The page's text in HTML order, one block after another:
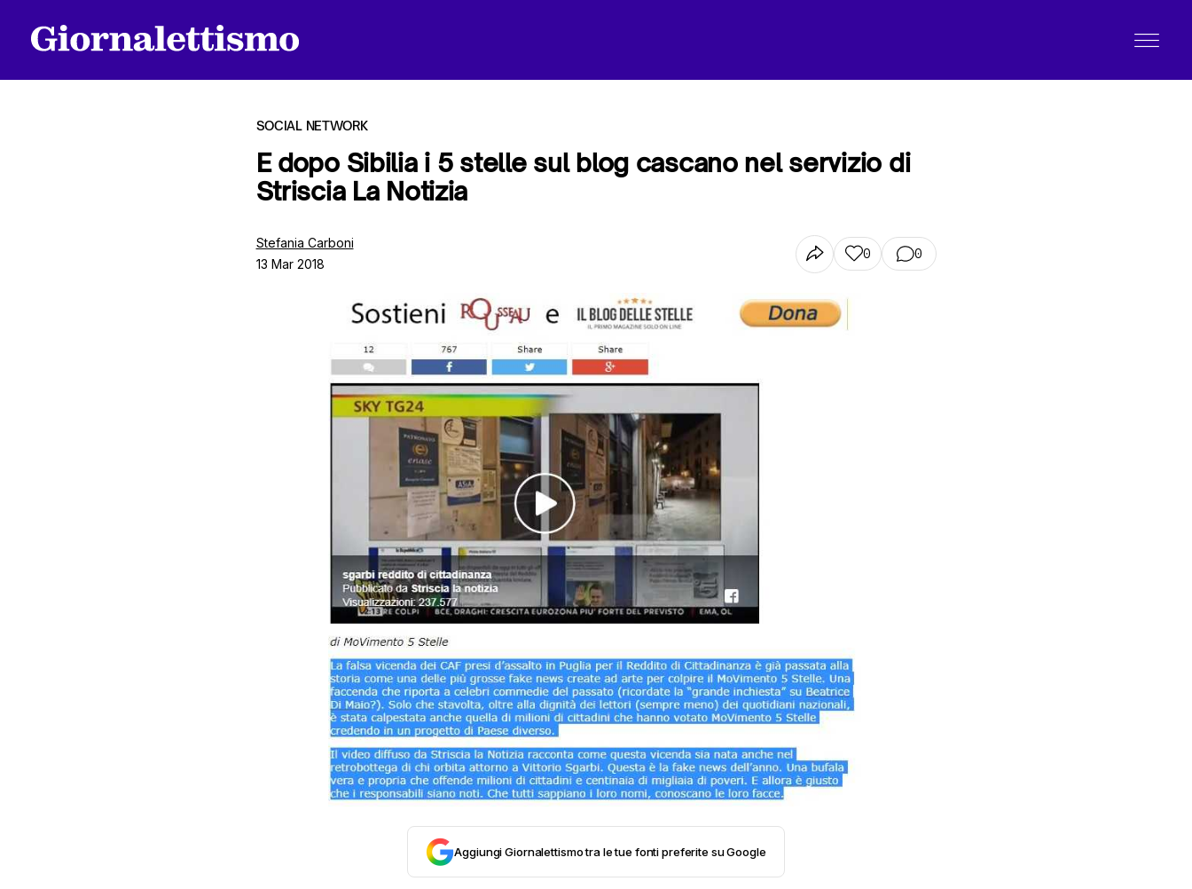
SOCIAL NETWORK
E dopo Sibilia i 5 stelle sul blog cascano nel servizio di
Striscia La Notizia
Stefania Carboni
13 Mar 2018
0 0
Aggiungi Giornalettismo tra le tue fonti preferite su Google